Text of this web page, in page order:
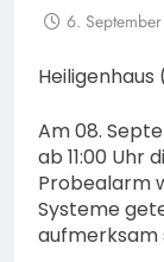
6.
Am 08.
ab 11:00 Uhr
Probealarm
Systeme
aufmerksam